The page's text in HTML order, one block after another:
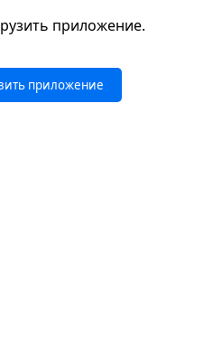
приложение.
приложение